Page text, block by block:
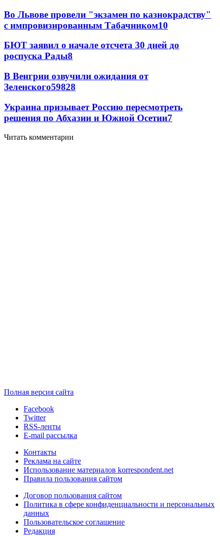
Во Львове провели "экзамен по казнокрадству"
с импровизированным Табачником10
БЮТ заявил о начале отсчета 30 дней до
роспуска Рады8
В Венгрии озвучили ожидания от
Зеленского59828
Украина призывает Россию пересмотреть
решения по Абхазии и Южной Осетии7
Читать комментарии
Полная версия сайта
Facebook
Twitter
RSS-ленты
E-mail рассылка
Контакты
Реклама на сайте
Использование материалов korrespondent.net
Правила пользования сайтом
Договор пользования сайтом
Политика в сфере конфиденциальности и персональных
данных
Пользовательское соглашение
Редакция